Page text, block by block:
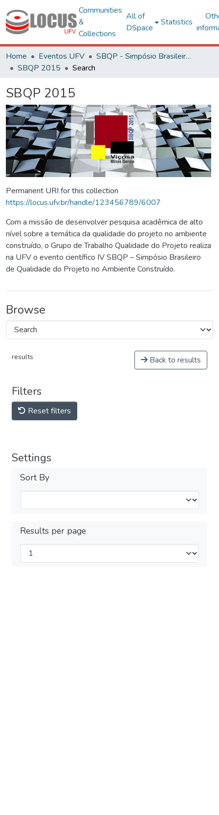
Communities
&
Collections
All of
DSpace
Statistics
Home Eventos UFV
SBQP - Simpósio Brasileiro de Qualidade do Projeto no Ambiente Construído
SBQP 2015
Search
SBQP 2015
Permanent URI for this collection
https://locus.ufv.br/handle/123456789/6007
Com a missão de desenvolver pesquisa acadêmica de alto
nível sobre a temática da qualidade do projeto no ambiente
construído, o Grupo de Trabalho Qualidade do Projeto realiza
na UFV o evento científico IV SBQP – Simpósio Brasileiro
de Qualidade do Projeto no Ambiente Construído.
Browse
results Back to results
Filters
Reset filters
Settings
Sort By
Results per page